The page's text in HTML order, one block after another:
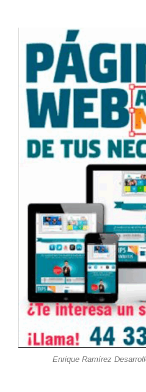
Enrique Ramírez